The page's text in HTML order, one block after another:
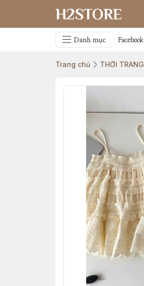
H2STORE
Danh mục Facebook
Trang chủ THỜI TRANG